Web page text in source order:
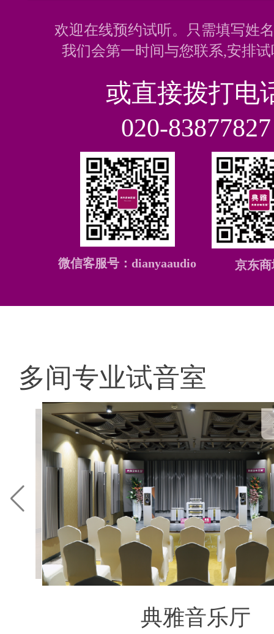
欢迎在线预约试听。只需填写姓
我们会第一时间与您联系,安排
或直接拨打电
020-83877827
微信客服号：dianyaaudio 京东商
多间专业试音室
香港房
典雅音乐厅
影院房
米兰房
伦敦房
上海房
柏林房
纽约房
好莱坞房
香港房
典雅音乐厅